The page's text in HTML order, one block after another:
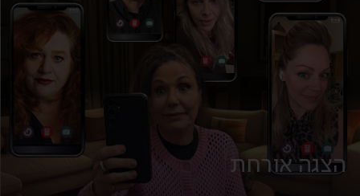
הצגה אורחת